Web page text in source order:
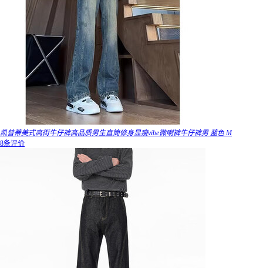
凯普蒂美式高街牛仔裤高品质男生直筒修身显瘦vibe微喇裤牛仔裤男 蓝色 M
8条评价